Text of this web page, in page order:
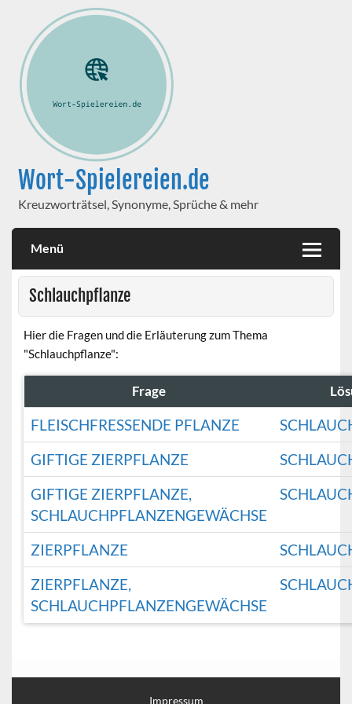
Wort-Spielereien.de
Kreuzworträtsel, Synonyme, Sprüche & mehr
Menü
Schlauchpflanze
Hier die Fragen und die Erläuterung zum Thema
"Schlauchpflanze":
Frage
FLEISCHFRESSENDE PFLANZE
GIFTIGE ZIERPFLANZE
GIFTIGE ZIERPFLANZE,
SCHLAUCHPFLANZENGEWÄCHSE
ZIERPFLANZE
ZIERPFLANZE,
SCHLAUCHPFLANZENGEWÄCHSE
Impressum